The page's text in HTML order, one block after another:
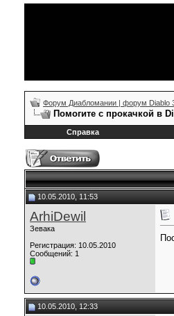
Форум Диабломании | форум Diablo
Помогите с прокачкой в
Справка
10.05.2010, 11:53
ArhiDewil
Зевака
Регистрация: 10.05.2010
Сообщений: 1
10.05.2010, 12:33